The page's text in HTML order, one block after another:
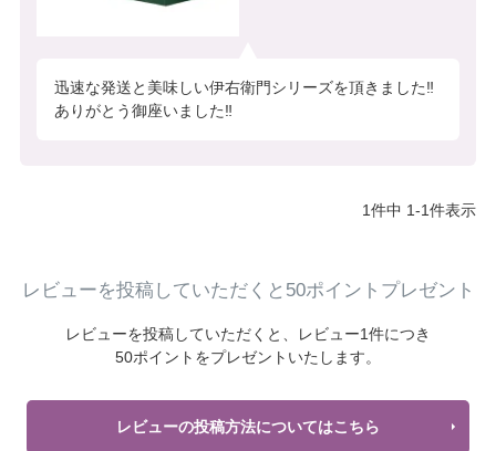
迅速な発送と美味しい伊右衛門シリーズを頂きました‼️
ありがとう御座いました‼️
1件中 1-1件表示
レビューを投稿していただくと50ポイントプレゼント
レビューを投稿していただくと、
レビュー1件につき
50ポイントをプレゼントいたします。
レビューの投稿方法についてはこちら